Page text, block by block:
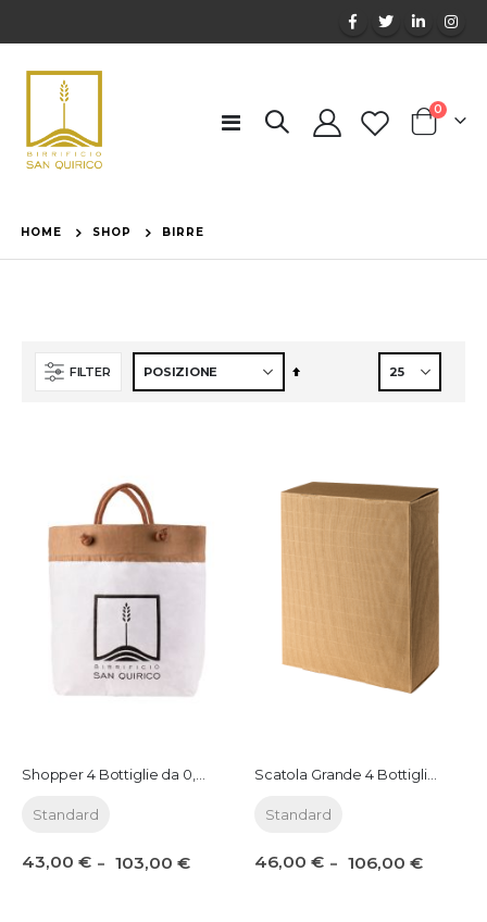
Toggle
Cart
0
HOME SHOP BIRRE
FILTER
Imposta
Standard
43,00 € 103,00 €
Scatola Grande 4 Bottiglie da 0,75 lt.
Standard
46,00 € 106,00 €